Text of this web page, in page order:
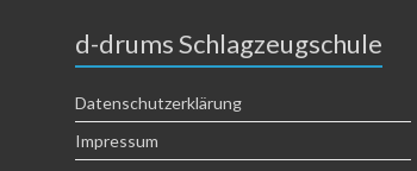
d-drums Schlagzeugschule
Datenschutzerklärung
Impressum